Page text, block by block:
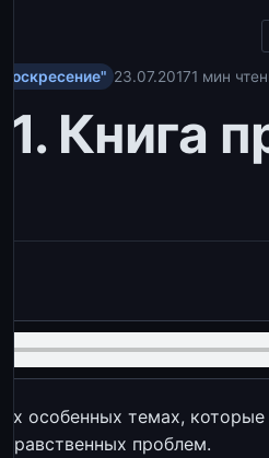
23.07.20171 мин
Книга
особенных темах, которые
проблем.